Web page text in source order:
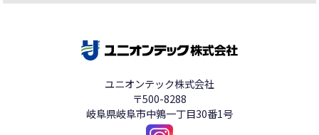
ユニオンテック株式会社
〒500-8288
岐阜県岐阜市中鶉一丁目30番1号